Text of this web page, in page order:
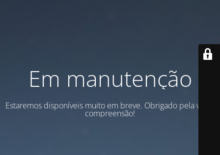
Em manutenção
Estaremos disponíveis muito em breve. Obrigado pela vossa
compreensão!